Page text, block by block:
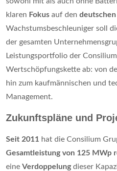
klaren Fokus auf den
Wachstumsbeschleuniger soll
der gesamten
Leistungsportfolio der
Wertschöpfungskette ab: von
hin zum kaufmännischen und
Management.
Zukunftspläne und
Seit 2011 hat die Consilium
Gesamtleistung von 125 MWp
eine Verdoppelungdieser